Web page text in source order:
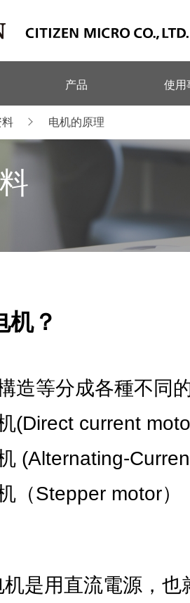
产品 使用
料 电机的原理
机？
造等分成各種不同
(Direct current
(Alternating-
（Stepper motor）
是用直流電源，